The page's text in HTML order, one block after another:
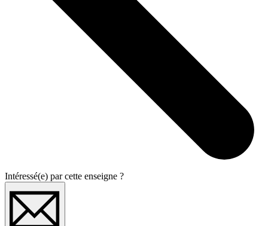
Intéressé(e) par cette enseigne ?